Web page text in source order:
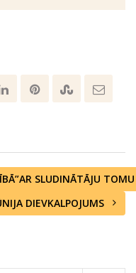
SLUDINĀTĀJU
DIEVKALPOJUMS